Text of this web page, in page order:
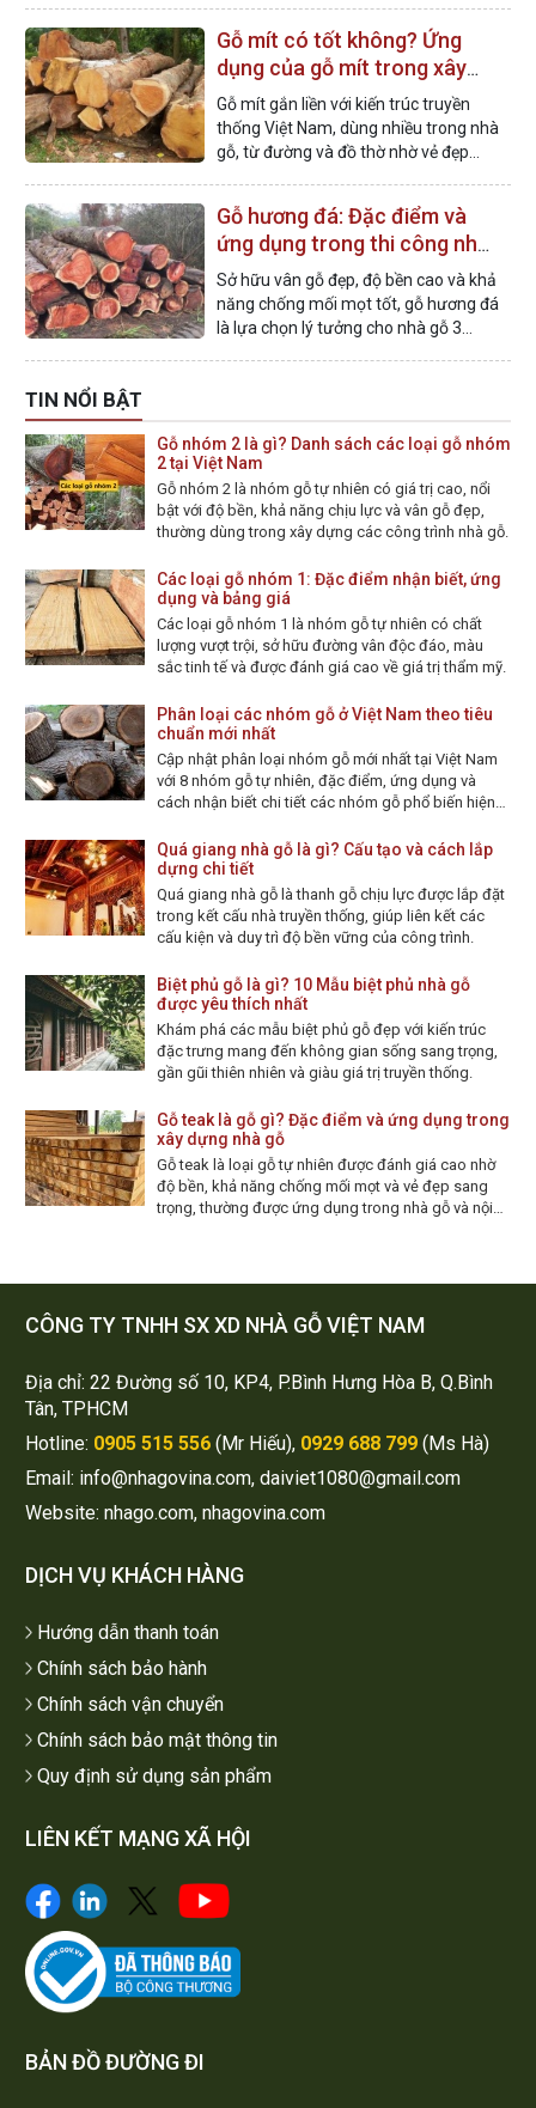
Gỗ mít có tốt không? Ứng
dụng của gỗ mít trong xây
dựng nhà gỗ
Gỗ mít gắn liền với kiến trúc truyền
thống Việt Nam, dùng nhiều trong nhà
gỗ, từ đường và đồ thờ nhờ vẻ đẹp
Gỗ hương đá: Đặc điểm và
ứng dụng trong thi công nhà
gỗ
Sở hữu vân gỗ đẹp, độ bền cao và khả
năng chống mối mọt tốt, gỗ hương đá
là lựa chọn lý tưởng cho nhà gỗ 3
TIN NỔI BẬT
Gỗ nhóm 2 là gì? Danh sách các loại gỗ nhóm
2 tại Việt Nam
Gỗ nhóm 2 là nhóm gỗ tự nhiên có giá trị cao, nổi
bật với độ bền, khả năng chịu lực và vân gỗ đẹp,
thường dùng trong xây dựng các công trình nhà gỗ.
Các loại gỗ nhóm 1: Đặc điểm nhận biết, ứng
dụng và bảng giá
Các loại gỗ nhóm 1 là nhóm gỗ tự nhiên có chất
lượng vượt trội, sở hữu đường vân độc đáo, màu
sắc tinh tế và được đánh giá cao về giá trị thẩm mỹ.
Phân loại các nhóm gỗ ở Việt Nam theo tiêu
chuẩn mới nhất
Cập nhật phân loại nhóm gỗ mới nhất tại Việt Nam
với 8 nhóm gỗ tự nhiên, đặc điểm, ứng dụng và
cách nhận biết chi tiết các nhóm gỗ phổ biến hiện
Quá giang nhà gỗ là gì? Cấu tạo và cách lắp
dựng chi tiết
Quá giang nhà gỗ là thanh gỗ chịu lực được lắp đặt
trong kết cấu nhà truyền thống, giúp liên kết các
cấu kiện và duy trì độ bền vững của công trình.
Biệt phủ gỗ là gì? 10 Mẫu biệt phủ nhà gỗ
được yêu thích nhất
Khám phá các mẫu biệt phủ gỗ đẹp với kiến trúc
đặc trưng mang đến không gian sống sang trọng,
gần gũi thiên nhiên và giàu giá trị truyền thống.
Gỗ teak là gỗ gì? Đặc điểm và ứng dụng trong
xây dựng nhà gỗ
Gỗ teak là loại gỗ tự nhiên được đánh giá cao nhờ
độ bền, khả năng chống mối mọt và vẻ đẹp sang
trọng, thường được ứng dụng trong nhà gỗ và nội
CÔNG TY TNHH SX XD NHÀ GỖ VIỆT NAM
Địa chỉ: 22 Đường số 10, KP4, P.Bình Hưng Hòa B, Q.Bình
Tân, TPHCM
Hotline: 0905 515 556(Mr Hiếu), 0929 688 799(Ms Hà)
Email: info@nhagovina.com, daiviet1080@gmail.com
Website: nhago.com, nhagovina.com
DỊCH VỤ KHÁCH HÀNG
Hướng dẫn thanh toán
Chính sách bảo hành
Chính sách vận chuyển
Chính sách bảo mật thông tin
Quy định sử dụng sản phẩm
LIÊN KẾT MẠNG XÃ HỘI
BẢN ĐỒ ĐƯỜNG ĐI